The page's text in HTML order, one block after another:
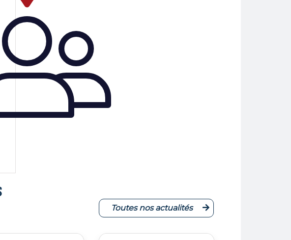
Toutes nos actualités